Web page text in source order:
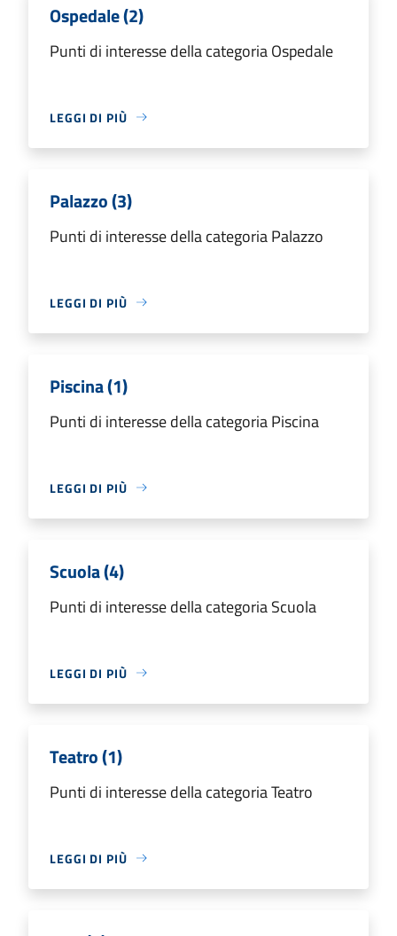
Ospedale (2)
Punti di interesse della categoria Ospedale
LEGGI DI PIÙ
Palazzo (3)
Punti di interesse della categoria Palazzo
LEGGI DI PIÙ
Piscina (1)
Punti di interesse della categoria Piscina
LEGGI DI PIÙ
Scuola (4)
Punti di interesse della categoria Scuola
LEGGI DI PIÙ
Teatro (1)
Punti di interesse della categoria Teatro
LEGGI DI PIÙ